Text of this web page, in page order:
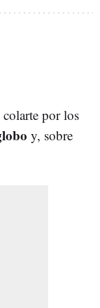
colarte por los
y, sobre